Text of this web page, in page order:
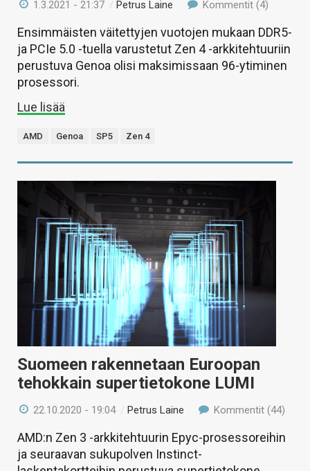
1.3.2021 - 21:37 /Petrus Laine Kommentit (4)
Ensimmäisten väitettyjen vuotojen mukaan DDR5-
ja PCIe 5.0 -tuella varustetut Zen 4 -arkkitehtuuriin
perustuva Genoa olisi maksimissaan 96-ytiminen
prosessori.
Lue lisää
AMD Genoa SP5 Zen 4
Suomeen rakennetaan Euroopan
tehokkain supertietokone LUMI
22.10.2020 - 19:04 /Petrus Laine Kommentit (44)
AMD:n Zen 3 -arkkitehtuurin Epyc-prosessoreihin
ja seuraavan sukupolven Instinct-